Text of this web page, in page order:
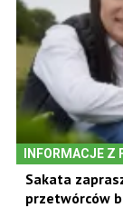
INFORMACJE Z
Sakata
przetwórców